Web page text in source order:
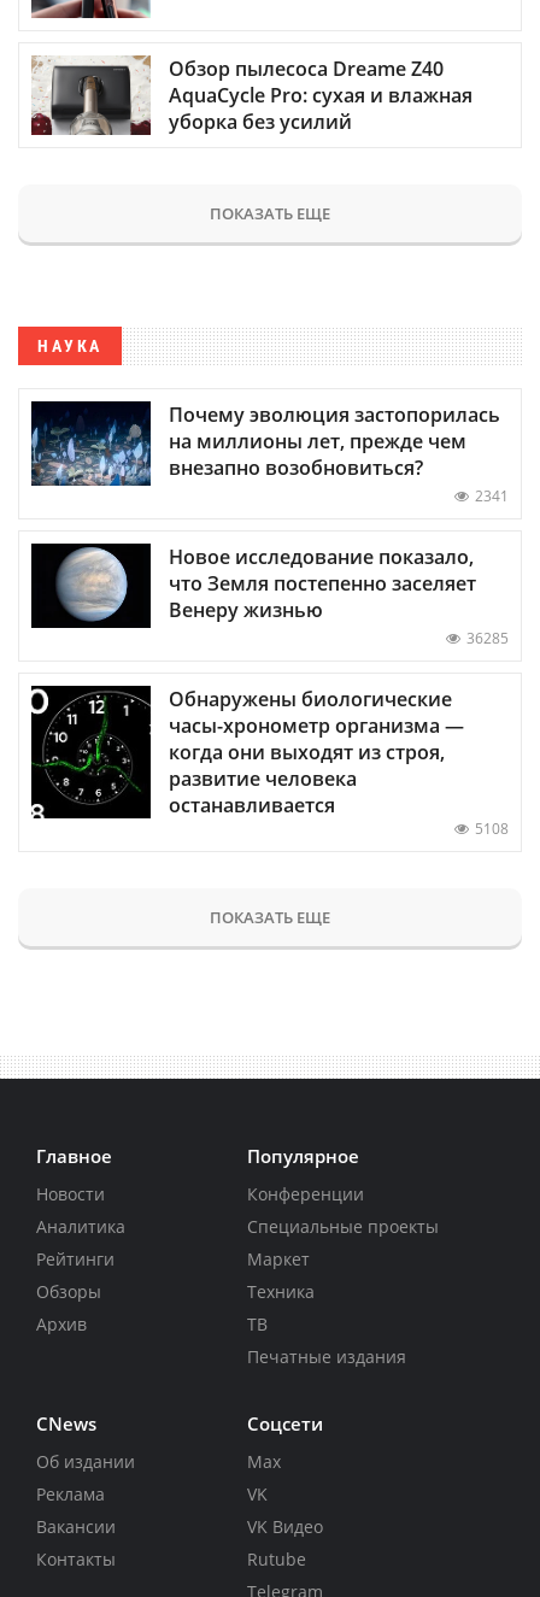
Обзор пылесоса Dreame Z40
AquaCycle Pro: сухая и влажная
уборка без усилий
ПОКАЗАТЬ ЕЩЕ
НАУКА
Почему эволюция застопорилась
на миллионы лет, прежде чем
внезапно возобновиться?
2341
Новое исследование показало,
что Земля постепенно заселяет
Венеру жизнью
36285
Обнаружены биологические
часы-хронометр организма —
когда они выходят из строя,
развитие человека
останавливается
5108
ПОКАЗАТЬ ЕЩЕ
Главное
Новости
Аналитика
Рейтинги
Обзоры
Архив
Популярное
Конференции
Специальные проекты
Маркет
Техника
ТВ
Печатные издания
CNews
Об издании
Реклама
Вакансии
Контакты
Соцсети
Max
VK
VK Видео
Rutube
Telegram